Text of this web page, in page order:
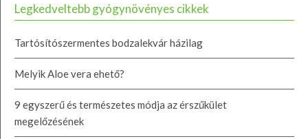
Legkedveltebb gyógynövényes cikkek
Tartósítószermentes bodzalekvár házilag
Melyik Aloe vera ehető?
9 egyszerű és természetes módja az érszűkület
megelőzésének